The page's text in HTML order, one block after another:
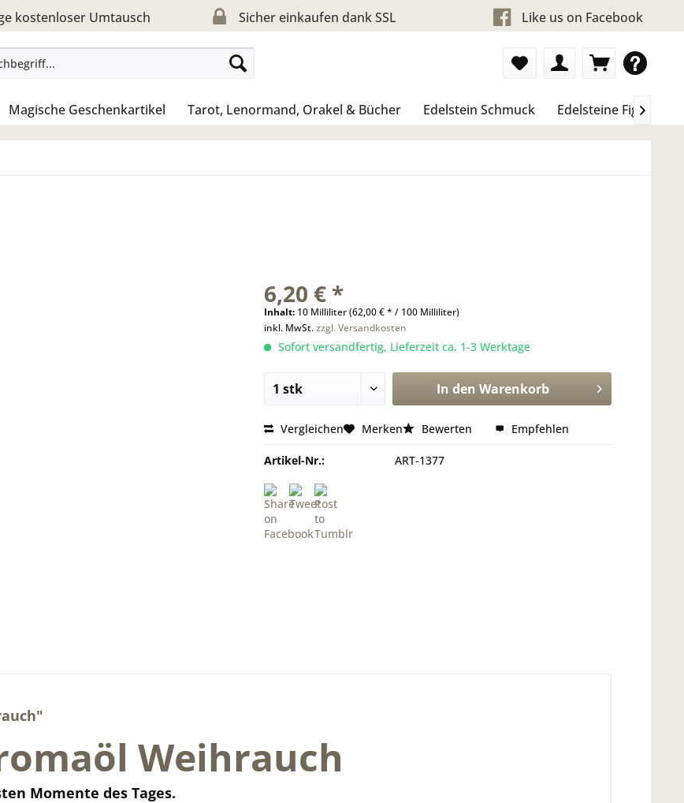
kostenloser Umtausch Sicher einkaufen dank SSL Like us on Facebook
Magische Geschenkartikel Tarot, Lenormand, Orakel & Bücher Edelstein Schmuck Edelsteine Figure &

6,20 € *
Inhalt: 10 Milliliter (62,00 € * / 100 Milliliter)
inkl. MwSt.zzgl. Versandkosten
Sofort versandfertig, Lieferzeit ca. 1-3 Werktage
In den Warenkorb
Vergleichen Merken Bewerten Empfehlen
Artikel-Nr.: ART-1377
Weihrauch
Momente des Tages.